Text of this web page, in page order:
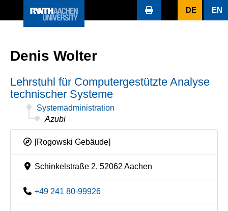
DE EN
Denis Wolter
Lehrstuhl für Computergestützte Analyse
technischer Systeme
Systemadministration
Azubi
[Rogowski Gebäude]
Schinkelstraße 2, 52062 Aachen
+49 241 80-99926